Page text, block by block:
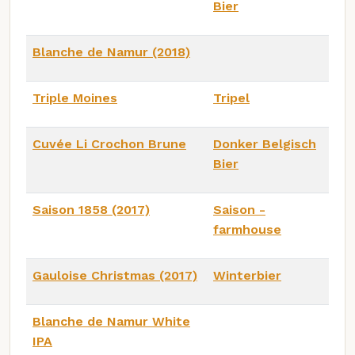
Bier
Blanche de Namur (2018)
Triple Moines Tripel
Cuvée Li Crochon Brune
Donker Belgisch
Bier
Saison 1858 (2017)
Saison -
farmhouse
Gauloise Christmas (2017) Winterbier
Blanche de Namur White
IPA